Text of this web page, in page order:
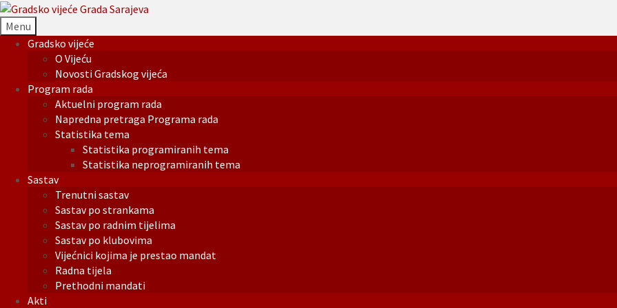
Menu
Gradsko vijeće
O Vijeću
Novosti Gradskog vijeća
Program rada
Aktuelni program rada
Napredna pretraga Programa rada
Statistika tema
Statistika programiranih tema
Statistika neprogramiranih tema
Sastav
Trenutni sastav
Sastav po strankama
Sastav po radnim tijelima
Sastav po klubovima
Vijećnici kojima je prestao mandat
Radna tijela
Prethodni mandati
Akti